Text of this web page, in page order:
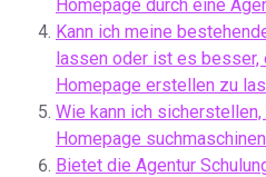
Homepage durch eine
Kann ich meine
lassen oder ist es besser,
Homepage erstellen zu
Wie kann ich
Homepage
Bietet die Agentur